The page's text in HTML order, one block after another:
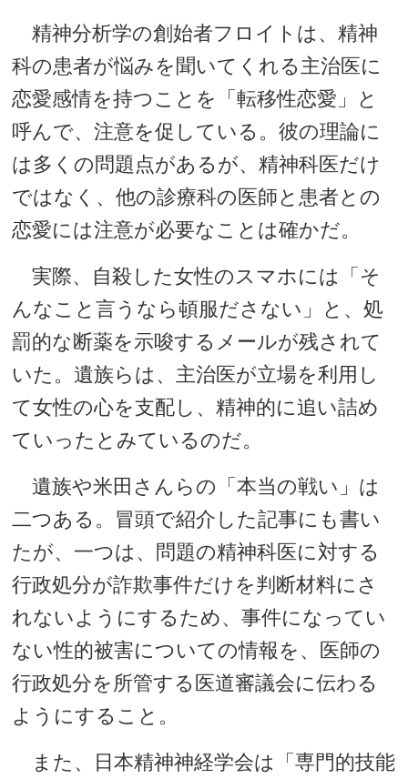
精神分析学の創始者フロイトは、精神
科の患者が悩みを聞いてくれる主治医に
恋愛感情を持つことを「転移性恋愛」と
呼んで、注意を促している。彼の理論に
は多くの問題点があるが、精神科医だけ
ではなく、他の診療科の医師と患者との
恋愛には注意が必要なことは確かだ。
実際、自殺した女性のスマホには「そ
んなこと言うなら頓服ださない」と、処
罰的な断薬を示唆するメールが残されて
いた。遺族らは、主治医が立場を利用し
て女性の心を支配し、精神的に追い詰め
ていったとみているのだ。
遺族や米田さんらの「本当の戦い」は
二つある。冒頭で紹介した記事にも書い
たが、一つは、問題の精神科医に対する
行政処分が詐欺事件だけを判断材料にさ
れないようにするため、事件になってい
ない性的被害についての情報を、医師の
行政処分を所管する医道審議会に伝わる
ようにすること。
また、日本精神神経学会は「専門的技能